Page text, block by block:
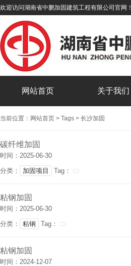
欢迎访问湖南省中鹏加固建筑工程有限公司官网！
网站首页 关于我们
当前位置： 网站首页 > Tags > 长沙加固
碳纤维加固
时间：2025-06-30
分类：
加固项目 Tag：
粘钢加固
时间：2025-06-30
分类：
粘钢 Tag：
粘钢加固
时间：2024-12-07